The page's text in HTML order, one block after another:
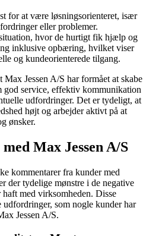
for at være løsningsorienteret, især
eller problemer.
hvor de hurtigt fik hjælp og
inklusive opbæring, hvilket viser
og kundeorienterede tilgang.
Max Jessen A/S har formået at skabe
god service, effektiv kommunikation
udfordringer. Det er tydeligt, at
højt og arbejder aktivt på at
ønsker.
Max Jessen A/S
kommentarer fra kunder med
der tydelige mønstre i de negative
med virksomheden. Disse
som nogle kunder har
Jessen A/S.